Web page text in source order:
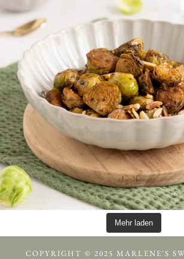
Mehr laden
COPYRIGHT © 2025 MARLENE'S